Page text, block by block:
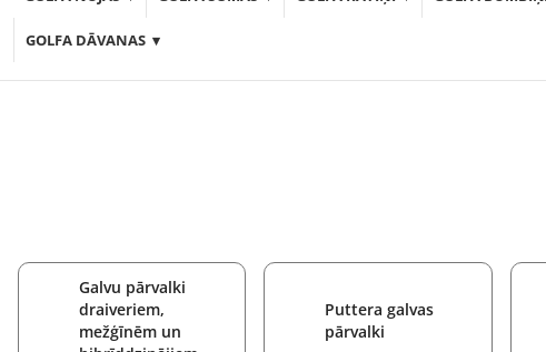
GOLFA DĀVANAS
Galvu pārvalki
draiveriem,
mežģīnēm un
Puttera galvas
pārvalki